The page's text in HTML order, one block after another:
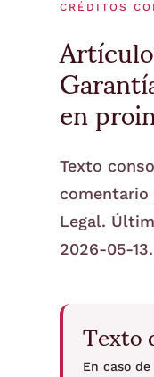
CRÉDITOS
en
Texto
comentario
Legal.
2026-05-13.
En caso